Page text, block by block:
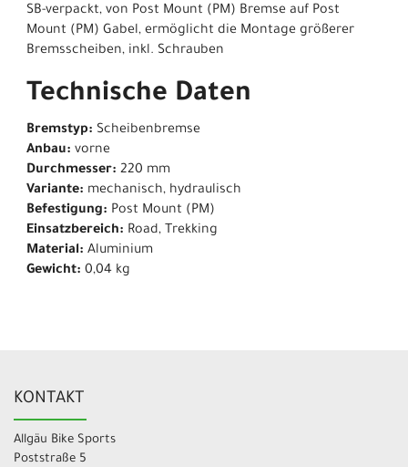
SB-verpackt, von Post Mount (PM) Bremse auf Post
Mount (PM) Gabel, ermöglicht die Montage größerer
Bremsscheiben, inkl. Schrauben
Technische Daten
Bremstyp: Scheibenbremse
Anbau: vorne
Durchmesser: 220 mm
Variante: mechanisch, hydraulisch
Befestigung: Post Mount (PM)
Einsatzbereich: Road, Trekking
Material: Aluminium
Gewicht: 0,04 kg
KONTAKT
Allgäu Bike Sports
Poststraße 5